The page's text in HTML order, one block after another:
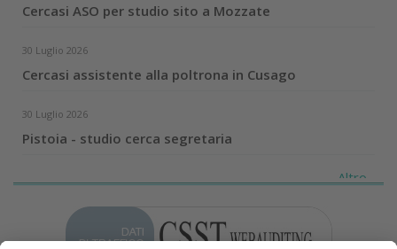
Cercasi ASO per studio sito a Mozzate
30 Luglio 2026
Cercasi assistente alla poltrona in Cusago
30 Luglio 2026
Pistoia - studio cerca segretaria
Altro...